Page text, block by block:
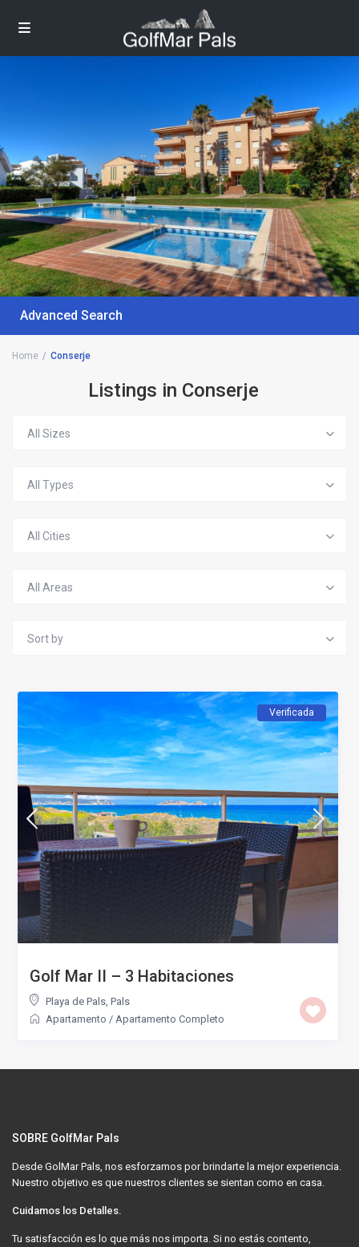
Advanced Search
Home Conserje
Listings in Conserje
All Sizes
All Types
All Cities
All Areas
Sort by
Verificada
Golf Mar II – 3 Habitaciones
Playa de Pals, Pals
Apartamento / Apartamento Completo
SOBRE GolfMar Pals
Desde GolMar Pals, nos esforzamos por brindarte la mejor experiencia.
Nuestro objetivo es que nuestros clientes se sientan como en casa.
Cuidamos los Detalles.
Tu satisfacción es lo que más nos importa. Si no estás contento,